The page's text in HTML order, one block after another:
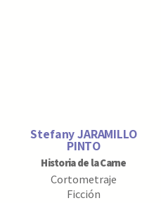
Stefany JARAMILLO
PINTO
Historia de la Carne
Cortometraje
Ficción